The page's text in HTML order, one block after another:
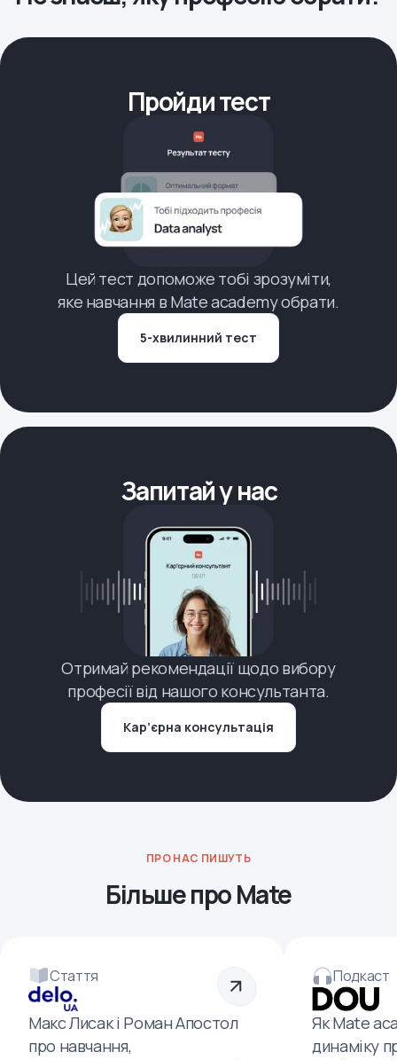
Пройди тест
Цей тест допоможе тобі зрозуміти,
яке навчання в Mate academy обрати.
5-хвилинний тест
Запитай у нас
Отримай рекомендації щодо вибору
професії від нашого консультанта.
Кар’єрна консультація
ПРО НАС ПИШУТЬ
Більше про Mate
Стаття
Макс Лисак і Роман Апостол
про навчання,
Подкаст
Як Mate
динаміку